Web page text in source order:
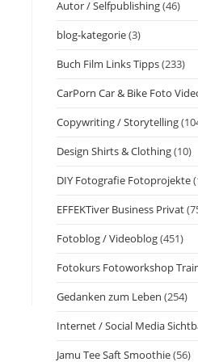
Autor / Selfpublishing(46)
blog-kategorie(3)
Buch Film Links Tipps(233)
CarPorn Car & Bike Foto
Copywriting / Storytelling
Design Shirts & Clothing(10)
DIY Fotografie Fotoprojekte
EFFEKTiver Business Privat
Fotoblog / Videoblog(451)
Fotokurs Fotoworkshop
Gedanken zum Leben (254)
Internet / Social Media
Jamu Tee Saft Smoothie(56)